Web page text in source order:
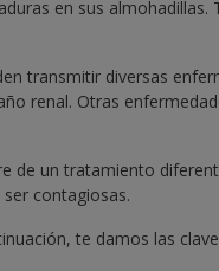
en sus almohadillas.
transmitir diversas
renal. Otras
de un tratamiento
contagiosas.
te damos las